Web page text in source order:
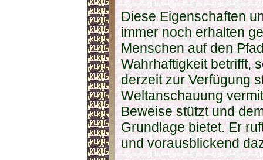
Diese Eigenschaften
immer noch erhalten
Menschen auf den
Wahrhaftigkeit betrifft,
derzeit zur Verfügung
Weltanschauung
Beweise stützt und
Grundlage bietet. Er
und vorausblickend